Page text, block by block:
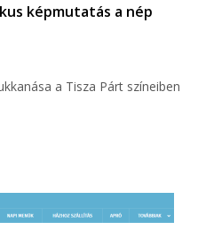
képmutatás a nép
a Tisza Párt színeiben